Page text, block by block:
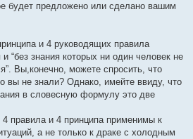
будет предложено или сделано вашим
и 4 руководящих правила
“без знания которых ни один человек не
Вы,конечно, можете спросить, что
вы не знали? Однако, имейте ввиду, что
в словесную формулу это две
правила и 4 принципа применимы к
а не только к драке с холодным